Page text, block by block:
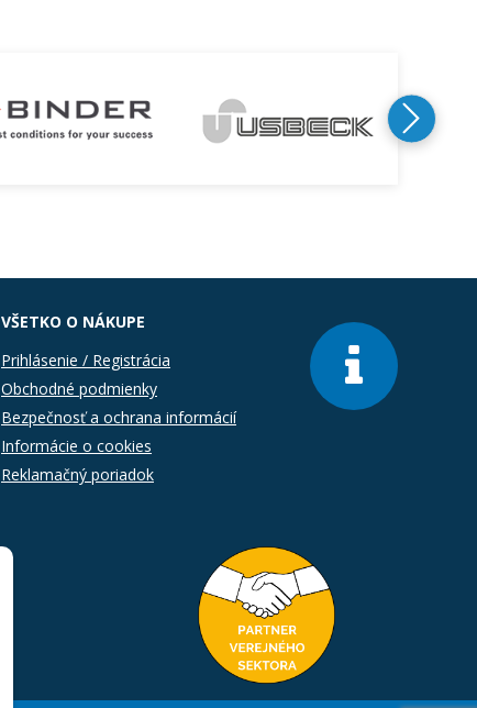
VŠETKO O NÁKUPE
Prihlásenie / Registrácia
Obchodné podmienky
Bezpečnosť a ochrana informácií
Informácie o cookies
Reklamačný poriadok